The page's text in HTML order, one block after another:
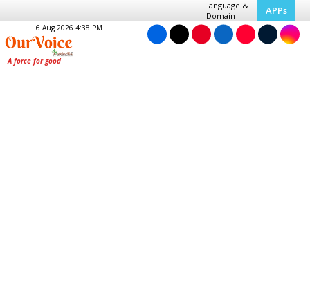
Language &
Domain
APPs
6 Aug 2026 4:38 PM